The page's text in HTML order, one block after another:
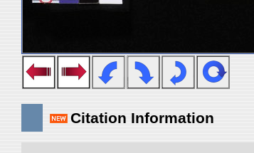
Citation Information